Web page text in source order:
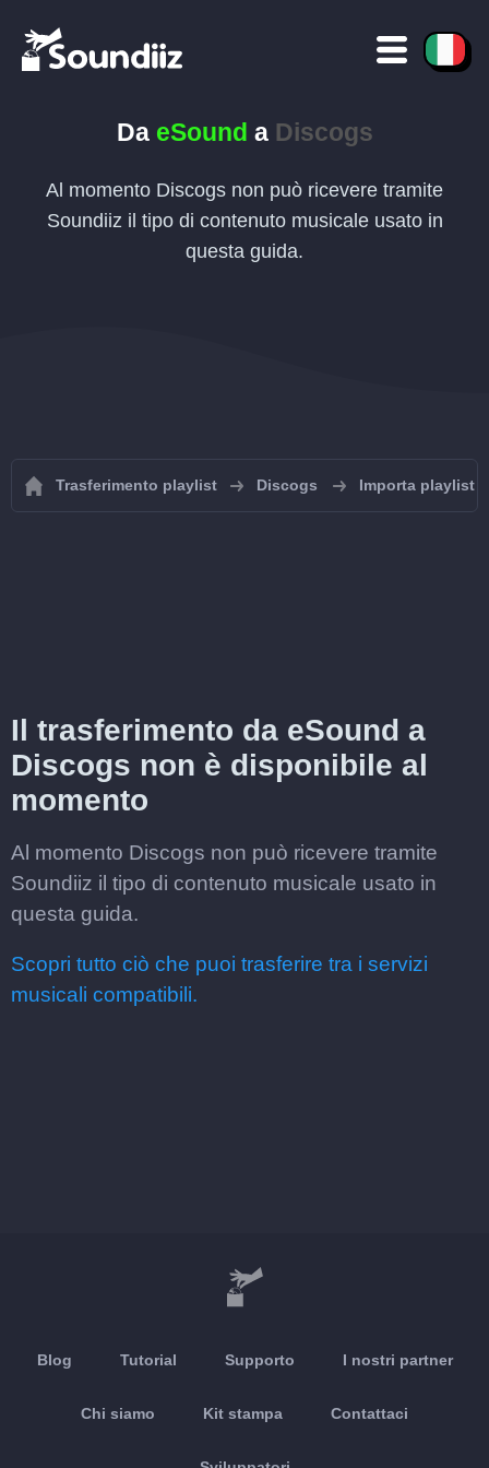
Da eSound a Discogs
Al momento Discogs non può ricevere tramite
Soundiiz il tipo di contenuto musicale usato in
questa guida.
Trasferimento playlist Discogs Importa playlist
Il trasferimento da eSound a
Discogs non è disponibile al
momento
Al momento Discogs non può ricevere tramite
Soundiiz il tipo di contenuto musicale usato in
questa guida.
Scopri tutto ciò che puoi trasferire tra i servizi
musicali compatibili.
Blog Tutorial Supporto I nostri partner
Chi siamo Kit stampa Contattaci